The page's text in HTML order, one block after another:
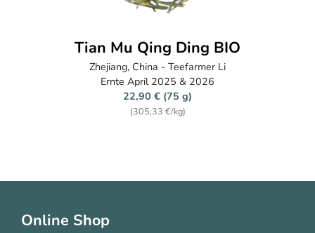
Tian Mu Qing Ding BIO
Zhejiang, China - Teefarmer Li
Ernte April 2025 & 2026
22,90 € (75 g)
(305,33 €/kg)
Online Shop